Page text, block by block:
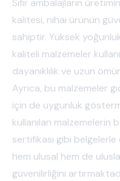
Sıfır ambalajların
kalitesi, nihai ürünün
sahiptir. Yüksek
kaliteli malzemeler
dayanıklılık ve uzun
Ayrıca, bu malzemeler
için de uygunluk
kullanılan malzemelerin
sertifikası gibi
hem ulusal hem de
güvenilirliğini